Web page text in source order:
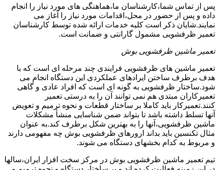
پس از تماس شما،کارشناسان ما،هماهنگی های مورد نیاز را انجام
داده و پس از حضور در محل،اقدامات مورد نیاز را آغاز می
نمایند.شایان ذکر است کلیه خدمات ارائه شده توسط کارشناسان
تعمیر ظرفشویی مشمول گارانتی و ضمانت است.
تعمیر ماشین ظرفشویی بوش
تعمیر ماشین های ظرفشویی فرایندی چند مرحله ای است که با
هدف برطرف ساختن ایرادهای عملکردی این دستگاه انجام می
شود.ساختار ظرفشویی به گونه ای است که افراد عادی و گاهی
تعمیرکاران مبتدی هم نمی توانند آن را به درستی تعمیر
کنند.تعمیرکار باید کاملا بر ساختار قطعات و نحوه ترمیم و تعویض
آنها تسلط داشته باشد تا بتواند ضمن شناسایی منشأ مشکلات
ماشین ظرفشویی،آنها را به بهترین شکل برطرف کند.به عنوان
مثال تکنسین باید بداند ارورهای ظرفشویی بوش چه مفهومی دارند
و مربوط به کدام بخشهای دستگاه می شوند.
تیم تعمیر ماشین ظرفشویی بوش در مرکز سخت افزار ایران،سالها